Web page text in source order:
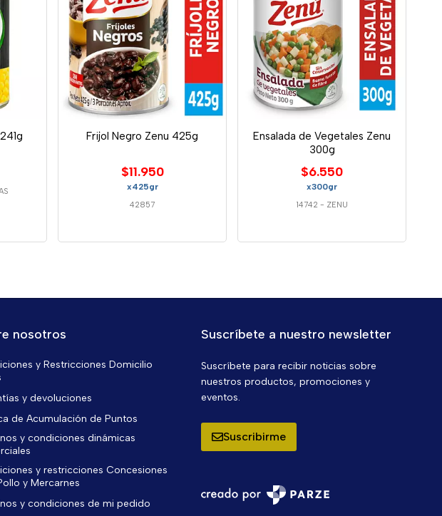
Frijol Negro Zenu 425g
$11.950
x425gr
42857
Ensalada de Vegetales Zenu
300g
$6.550
x300gr
14742 - ZENU
nosotros
y Restricciones Domicilio
y devoluciones
de Acumulación de Puntos
y condiciones dinámicas
y restricciones Concesiones
y Mercarnes
y condiciones de mi pedido
Suscríbete a nuestro newsletter
Suscríbete para recibir noticias sobre
nuestros productos, promociones y
eventos.
Suscribirme